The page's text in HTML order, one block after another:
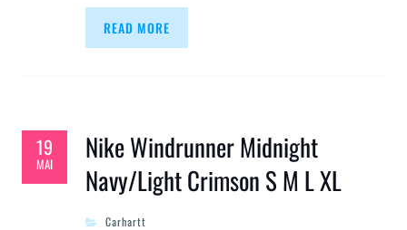
READ MORE
19
MAI
Nike Windrunner Midnight
Navy/Light Crimson S M L XL
Carhartt